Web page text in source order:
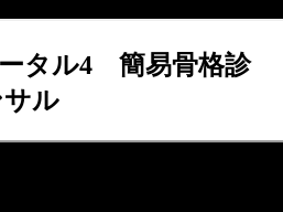
ータル4 簡易骨格診
ル